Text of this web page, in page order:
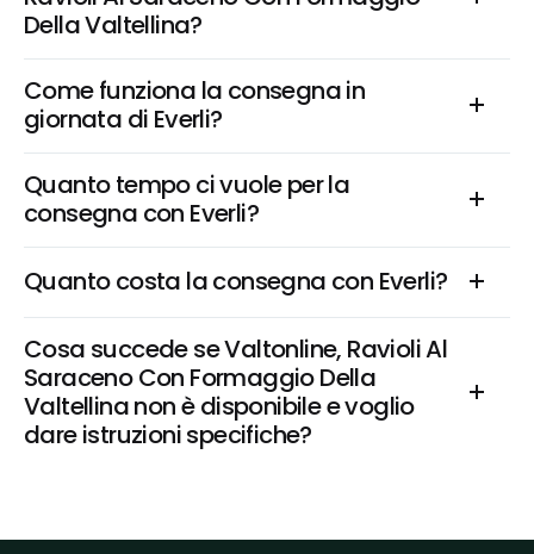
Della Valtellina?
Come funziona la consegna in
giornata di Everli?
Quanto tempo ci vuole per la
consegna con Everli?
Quanto costa la consegna con Everli?
Cosa succede se Valtonline, Ravioli Al
Saraceno Con Formaggio Della
Valtellina non è disponibile e voglio
dare istruzioni specifiche?